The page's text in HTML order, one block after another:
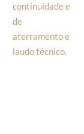
continuidade e
de
aterramento e
laudo técnico.